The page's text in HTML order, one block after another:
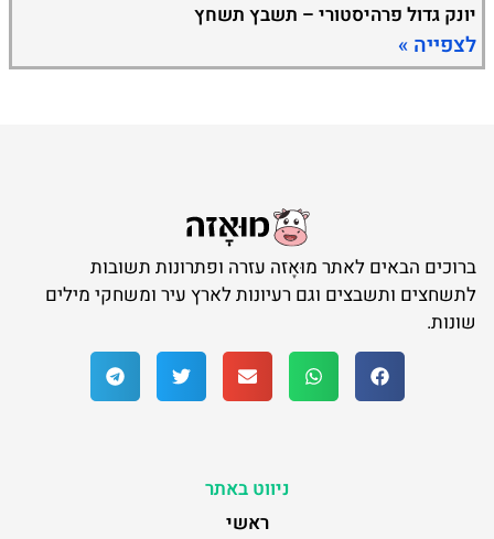
יונק גדול פרהיסטורי – תשבץ תשחץ
לצפייה »
ברוכים הבאים לאתר מוּאָזה עזרה ופתרונות תשובות
לתשחצים ותשבצים וגם רעיונות לארץ עיר ומשחקי מילים
שונות.
ניווט באתר
ראשי